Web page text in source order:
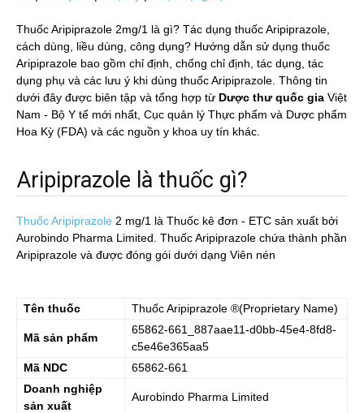
Thuốc Aripiprazole 2mg/1 là gì? Tác dụng thuốc Aripiprazole,
cách dùng, liều dùng, công dụng? Hướng dẫn sử dụng thuốc
Aripiprazole bao gồm chỉ định, chống chỉ định, tác dụng, tác
dụng phụ và các lưu ý khi dùng thuốc Aripiprazole. Thông tin
dưới đây được biên tập và tổng hợp từ Dược thư quốc gia Việt
Nam - Bộ Y tế mới nhất, Cục quản lý Thực phẩm và Dược phẩm
Hoa Kỳ (FDA) và các nguồn y khoa uy tín khác.
Aripiprazole là thuốc gì?
Thuốc Aripiprazole 2 mg/1 là Thuốc kê đơn - ETC sản xuất bởi
Aurobindo Pharma Limited. Thuốc Aripiprazole chứa thành phần
Aripiprazole và được đóng gói dưới dạng Viên nén
Tên thuốc ThuốcAripiprazole ®(Proprietary Name)
Mã sản phẩm
65862-661_887aae11-d0bb-45e4-8fd8-
c5e46e365aa5
Mã NDC
65862-661
Doanh nghiệp
sản xuất
Aurobindo Pharma Limited